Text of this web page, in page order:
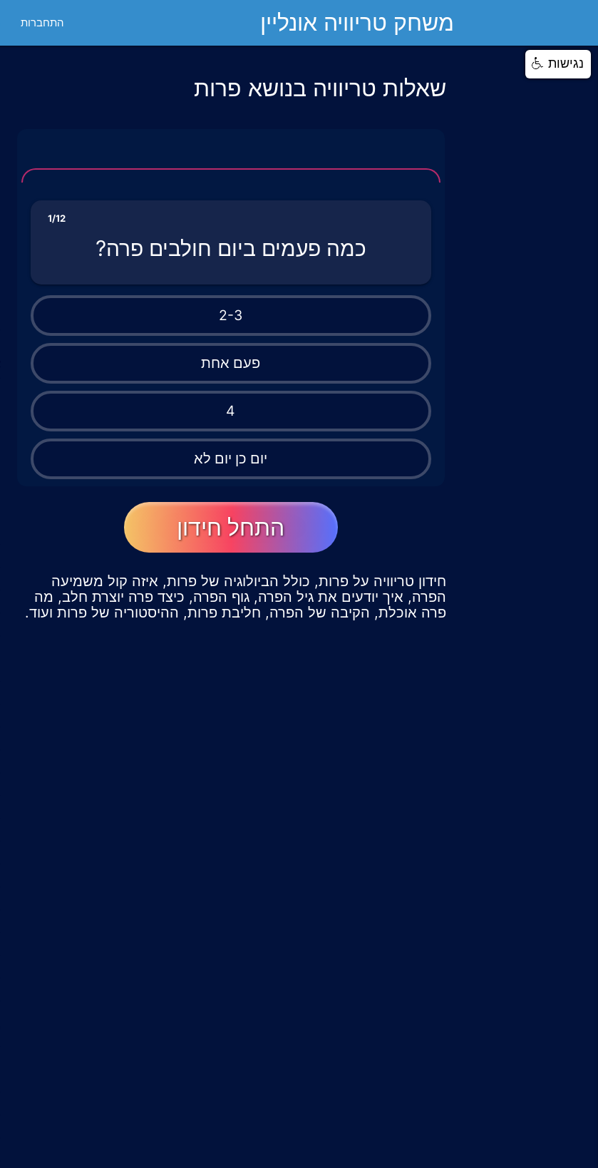
משחק טריוויה אונליין התחברות
שאלות טריוויה בנושא פרות
1/12
כמה פעמים ביום חולבים פרה?
2-3
פעם אחת
4
יום כן יום לא
התחל חידון
חידון טריוויה על פרות, כולל הביולוגיה של פרות, איזה קול משמיעה
הפרה, איך יודעים את גיל הפרה, גוף הפרה, כיצד פרה יוצרת חלב, מה
פרה אוכלת, הקיבה של הפרה, חליבת פרות, ההיסטוריה של פרות ועוד.
נגישות